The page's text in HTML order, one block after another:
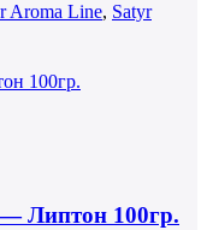
Aroma Line, Satyr
Липтон 100гр.